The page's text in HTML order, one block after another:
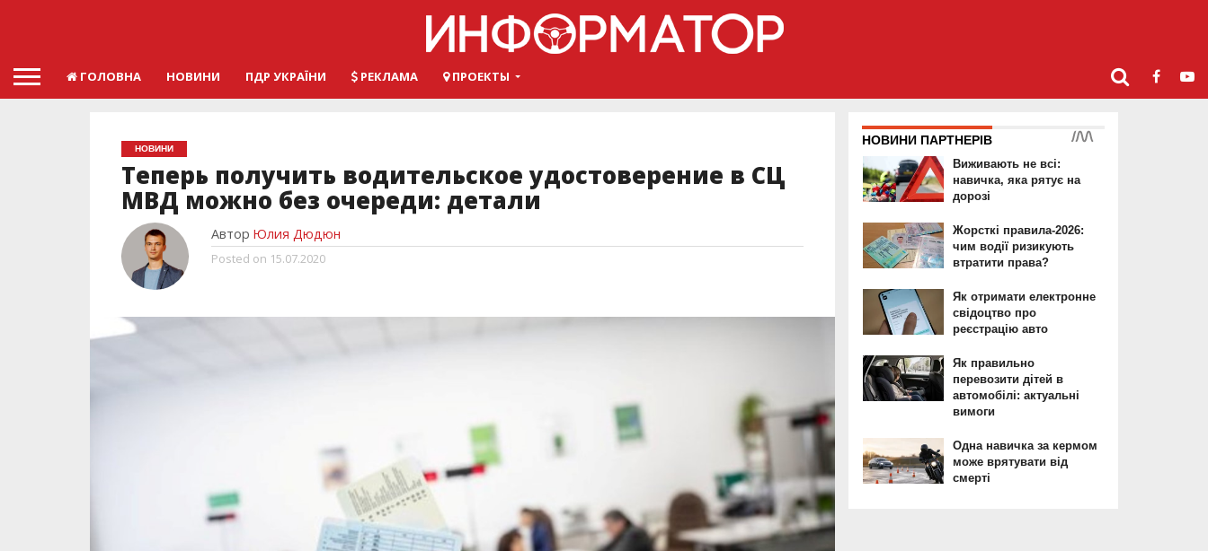
ГОЛОВНА НОВИНИ ПДР УКРАЇНИ РЕКЛАМА ПРОЕКТЫ
НОВИНИ
Теперь получить водительское удостоверение в СЦ
МВД можно без очереди: детали
Автор Юлия Дюдюн
Posted on 15.07.2020